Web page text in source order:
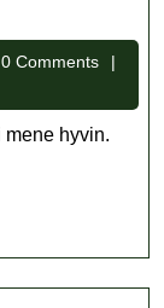
0 Comments
hyvin.